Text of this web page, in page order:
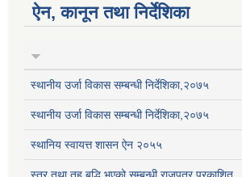
ऐन, कानून तथा निर्देशिका
स्थानीय उर्जा विकास सम्बन्धी निर्देशिका,२०७५
स्थानीय उर्जा विकास सम्बन्धी निर्देशिका,२०७५
स्थानिय स्वायत्त शासन ऐन २०५५
स्तर तथा तह बृद्धि भएको सम्बन्धी राजपत्र प्रकाशित